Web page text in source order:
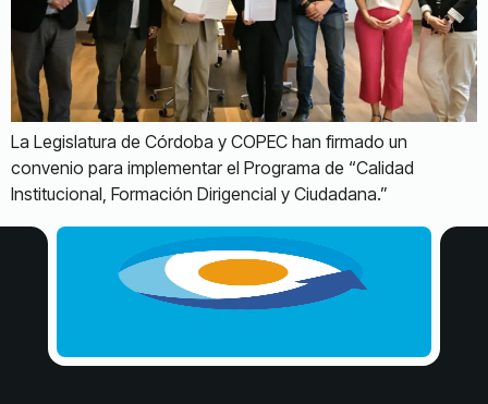
La Legislatura de Córdoba y COPEC han firmado un
convenio para implementar el Programa de “Calidad
Institucional, Formación Dirigencial y Ciudadana.”